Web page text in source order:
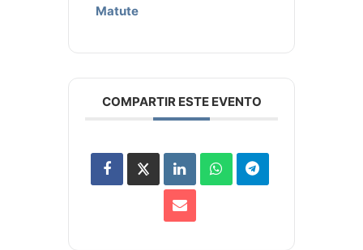
Matute
COMPARTIR ESTE EVENTO